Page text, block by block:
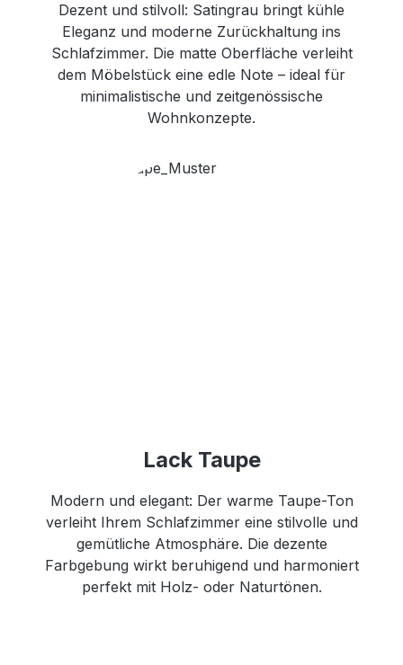
Dezent und stilvoll: Satingrau bringt kühle
Eleganz und moderne Zurückhaltung ins
Schlafzimmer. Die matte Oberfläche verleiht
dem Möbelstück eine edle Note – ideal für
minimalistische und zeitgenössische
Wohnkonzepte.
Lack Taupe
Modern und elegant: Der warme Taupe-Ton
verleiht Ihrem Schlafzimmer eine stilvolle und
gemütliche Atmosphäre. Die dezente
Farbgebung wirkt beruhigend und harmoniert
perfekt mit Holz- oder Naturtönen.